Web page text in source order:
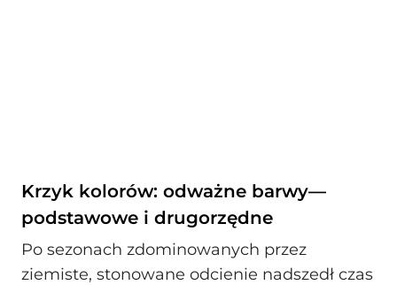
Krzyk kolorów: odważne barwy—
podstawowe i drugorzędne
Po sezonach zdominowanych przez
ziemiste, stonowane odcienie nadszedł czas